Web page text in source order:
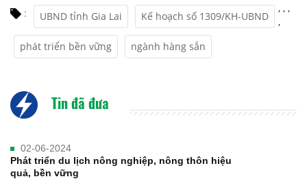
: UBND tỉnh Gia Lai
,
Kế hoạch số 1309/KH-UBND
,
phát triển bền vững
,
ngành hàng sắn
,
Tin đã đưa
02-06-2024
Phát triển du lịch nông nghiệp, nông thôn hiệu
quả, bền vững